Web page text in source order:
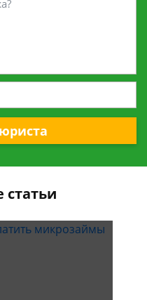
статьи